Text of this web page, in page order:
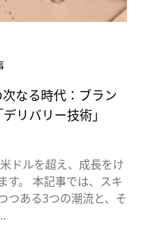
なる時代：ブラン
リバリー技術」
ドルを超え、成長をけ
す。 本記事では、スキ
つある3つの潮流と、そ